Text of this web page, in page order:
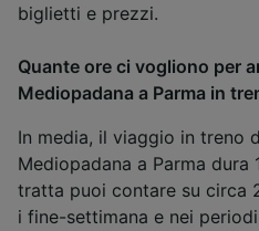
biglietti e prezzi.
Quante ore ci vogliono per
Mediopadana a Parma in
In media, il viaggio in treno
Mediopadana a Parma dura
tratta puoi contare su circa
i fine-settimana e nei